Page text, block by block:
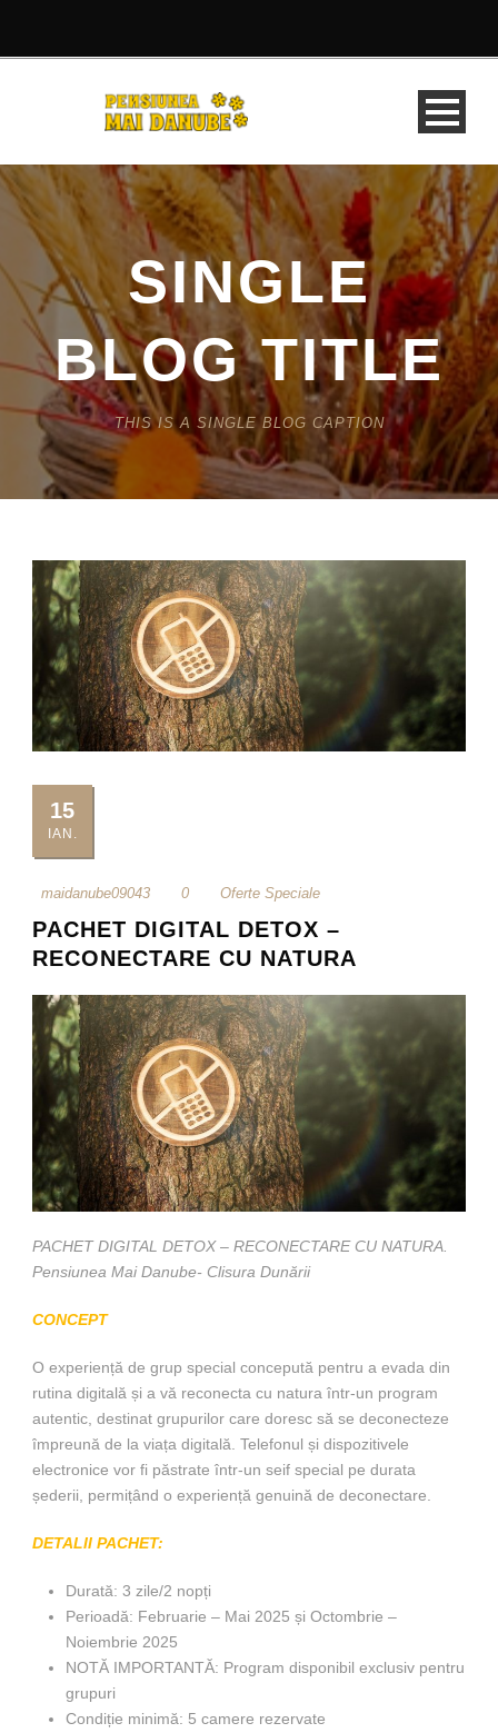
SINGLE
BLOG TITLE
THIS IS A SINGLE BLOG CAPTION
15
IAN.
maidanube09043 0 Oferte Speciale
PACHET DIGITAL DETOX –
RECONECTARE CU NATURA
PACHET DIGITAL DETOX – RECONECTARE CU NATURA.
Pensiunea Mai Danube- Clisura Dunării
CONCEPT
O experiență de grup special concepută pentru a evada din
rutina digitală și a vă reconecta cu natura într-un program
autentic, destinat grupurilor care doresc să se deconecteze
împreună de la viața digitală. Telefonul și dispozitivele
electronice vor fi păstrate într-un seif special pe durata
șederii, permițând o experiență genuină de deconectare.
DETALII PACHET:
Durată: 3 zile/2 nopți
Perioadă: Februarie – Mai 2025 și Octombrie –
Noiembrie 2025
NOTĂ IMPORTANTĂ: Program disponibil exclusiv pentru
grupuri
Condiție minimă: 5 camere rezervate